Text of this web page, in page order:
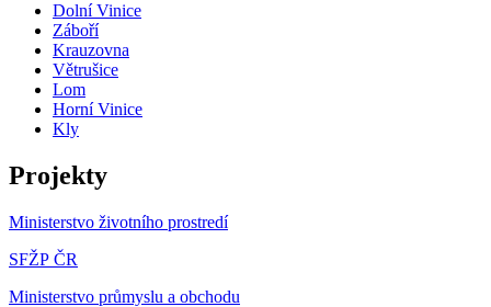
Dolní Vinice
Záboří
Krauzovna
Větrušice
Lom
Horní Vinice
Kly
Projekty
Ministerstvo životního prostredí
SFŽP ČR
Ministerstvo průmyslu a obchodu